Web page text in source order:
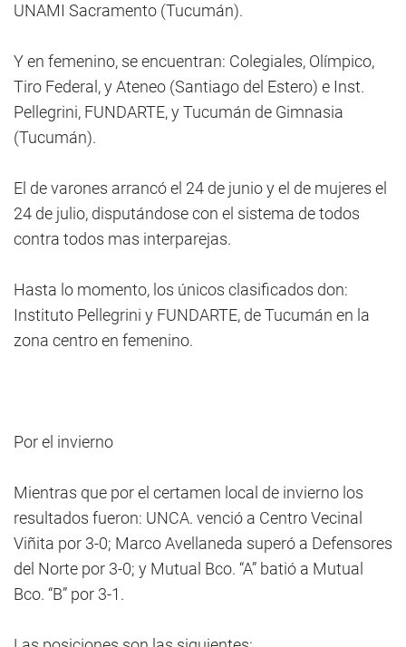
UNAMI Sacramento (Tucumán).
Y en femenino, se encuentran: Colegiales, Olímpico,
Tiro Federal, y Ateneo (Santiago del Estero) e Inst.
Pellegrini, FUNDARTE, y Tucumán de Gimnasia
(Tucumán).
El de varones arrancó el 24 de junio y el de mujeres el
24 de julio, disputándose con el sistema de todos
contra todos mas interparejas.
Hasta lo momento, los únicos clasificados don:
Instituto Pellegrini y FUNDARTE, de Tucumán en la
zona centro en femenino.
Por el invierno
Mientras que por el certamen local de invierno los
resultados fueron: UNCA. venció a Centro Vecinal
Viñita por 3-0; Marco Avellaneda superó a Defensores
del Norte por 3-0; y Mutual Bco. “A” batió a Mutual
Bco. “B” por 3-1.